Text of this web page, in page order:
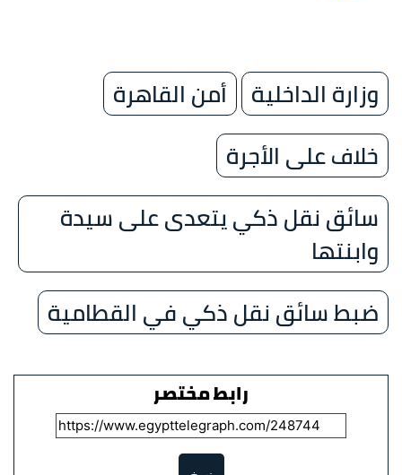
وزارة الداخلية
أمن القاهرة
خلاف على الأجرة
سائق نقل ذكي يتعدى على سيدة
وابنتها
ضبط سائق نقل ذكي في القطامية
رابط مختصر